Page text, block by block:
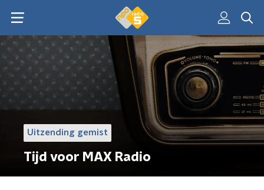
Uitzending gemist
Tijd voor MAX Radio